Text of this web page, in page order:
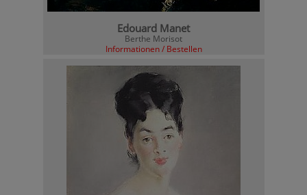
Edouard Manet
Berthe Morisot
Informationen / Bestellen